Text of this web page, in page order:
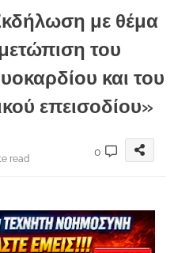
με θέμα
του
και του
επεισοδίου»
read
0